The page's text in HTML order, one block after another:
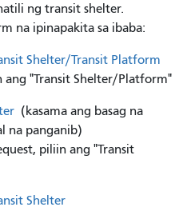
ng transit shelter.
na ipinapakita sa ibaba:
Shelter/Transit Platform
ang "Transit Shelter/Platform"
(kasama ang basag na
na panganib)
piliin ang "Transit
Shelter